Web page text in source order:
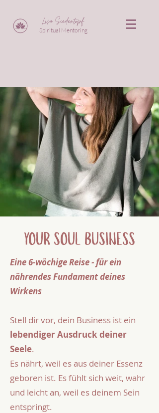
Lisa Siedentopf
Spiritual Mentoring
YOUR SOUL BUSINESS
Eine 6-wöchige Reise - für ein
nährendes Fundament deines
Wirkens
Stell dir vor, dein Business ist ein
lebendiger Ausdruck deiner
Seele.
Es nährt, weil es aus deiner Essenz
geboren ist. Es fühlt sich weit, wahr
und leicht an, weil es deinem Sein
entspringt.